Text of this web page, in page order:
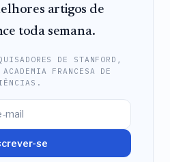
artigos de
toda semana.
DE STANFORD,
FRANCESA DE
se